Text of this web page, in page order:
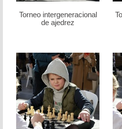
Torneo intergeneracional
de ajedrez